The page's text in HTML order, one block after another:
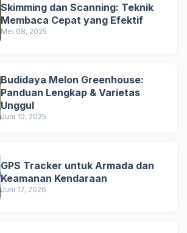
Skimming dan Scanning: Teknik
Membaca Cepat yang Efektif
Mei 08, 2025
Budidaya Melon Greenhouse:
Panduan Lengkap & Varietas
Unggul
Juni 10, 2025
GPS Tracker untuk Armada dan
Keamanan Kendaraan
Juni 17, 2026